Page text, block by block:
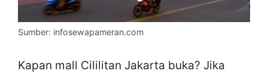
Sumber: infosewapameran.com
Kapan mall Cililitan Jakarta buka? Jika